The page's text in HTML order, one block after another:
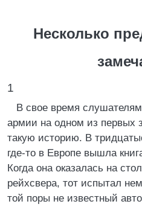
Несколько
1
В свое время
армии на одном из первых
такую историю. В
где-то в Европе вышла
Когда она оказалась на
рейхсвера, тот испытал
той поры не известный